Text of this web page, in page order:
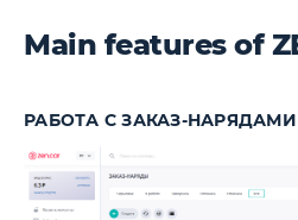
Main features of
РАБОТА С ЗАКАЗ-НАРЯДАМИ